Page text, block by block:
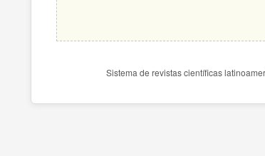
Sistema de revistas científicas